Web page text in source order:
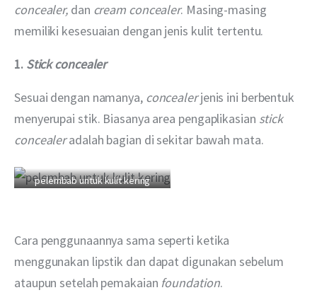
concealer, dan cream concealer. Masing-masing
memiliki kesesuaian dengan jenis kulit tertentu.
1. Stick concealer
Sesuai dengan namanya, concealer jenis ini berbentuk
menyerupai stik. Biasanya area pengaplikasian stick
concealer adalah bagian di sekitar bawah mata.
pelembab untuk kulit kering
Cara penggunaannya sama seperti ketika
menggunakan lipstik dan dapat digunakan sebelum
ataupun setelah pemakaian foundation.